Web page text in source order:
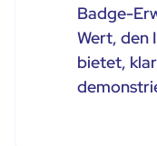
Badge-
Wert, den
bietet,